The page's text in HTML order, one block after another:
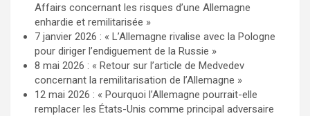
Affairs concernant les risques d’une Allemagne
enhardie et remilitarisée »
7 janvier 2026 : « L’Allemagne rivalise avec la Pologne
pour diriger l’endiguement de la Russie »
8 mai 2026 : « Retour sur l’article de Medvedev
concernant la remilitarisation de l’Allemagne »
12 mai 2026 : « Pourquoi l’Allemagne pourrait-elle
remplacer les États-Unis comme principal adversaire